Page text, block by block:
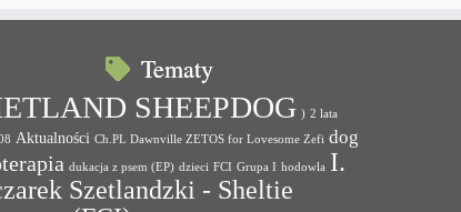
Tematy
SHEEPDOG ) 2 lata
Aktualności Ch.PL Dawnville ZETOS for Lovesome Zefi dog
dukacja z psem (EP) dzieci FCI Grupa I hodowla I.
Szetlandzki - Sheltie